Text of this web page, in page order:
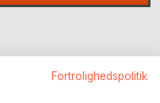
Fortrolighedspolitik